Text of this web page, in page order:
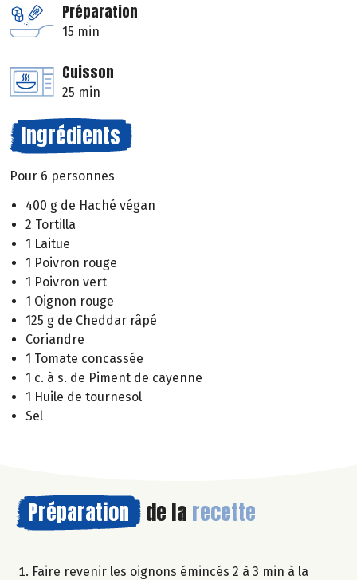
Préparation
15 min
Cuisson
25 min
Ingrédients
Pour 6 personnes
400 g de Haché végan
2 Tortilla
1 Laitue
1 Poivron rouge
1 Poivron vert
1 Oignon rouge
125 g de Cheddar râpé
Coriandre
1 Tomate concassée
1 c. à s. de Piment de cayenne
1 Huile de tournesol
Sel
Préparation de la recette
Faire revenir les oignons émincés 2 à 3 min à la